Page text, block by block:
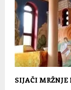
SIJAČI MRŽNJE